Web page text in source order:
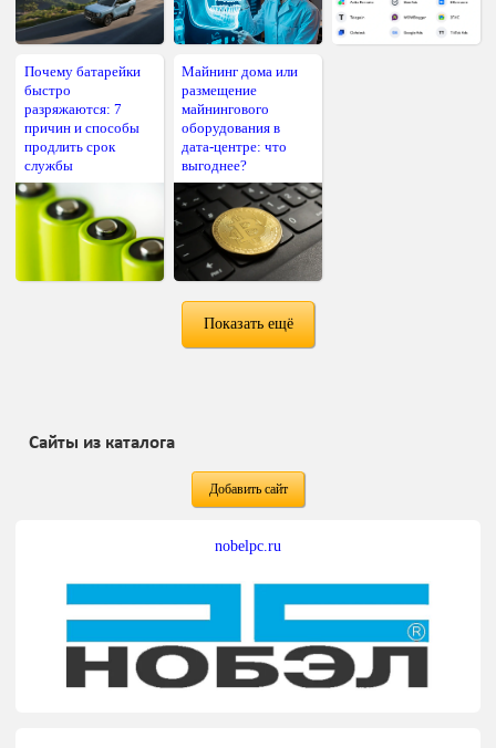
Почему батарейки
быстро
разряжаются: 7
причин и способы
продлить срок
службы
Майнинг дома или
размещение
майнингового
оборудования в
дата-центре: что
выгоднее?
Показать ещё
Сайты из каталога
Добавить сайт
nobelpc.ru